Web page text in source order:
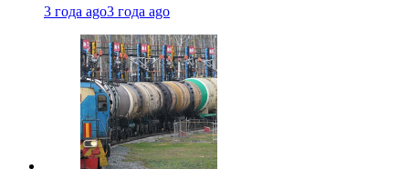
3 года ago3 года ago